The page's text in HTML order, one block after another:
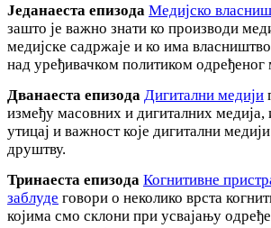
Једанаеста епизода Медијско
зашто је важно знати ко производи
медијске садржаје и ко има
над уређивачком политиком одређеног
Дванаеста епизода Дигитални медији
између масовних и дигиталних медија,
утицај и важност које дигитални
друштву.
Тринаеста епизода Когнитивне
заблуде говори о неколико врста
којима смо склони при усвајању